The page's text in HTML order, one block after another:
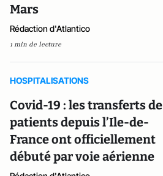
Mars
Rédaction d'Atlantico
1 min de lecture
HOSPITALISATIONS
Covid-19 : les transferts de
patients depuis l’Ile-de-
France ont officiellement
débuté par voie aérienne